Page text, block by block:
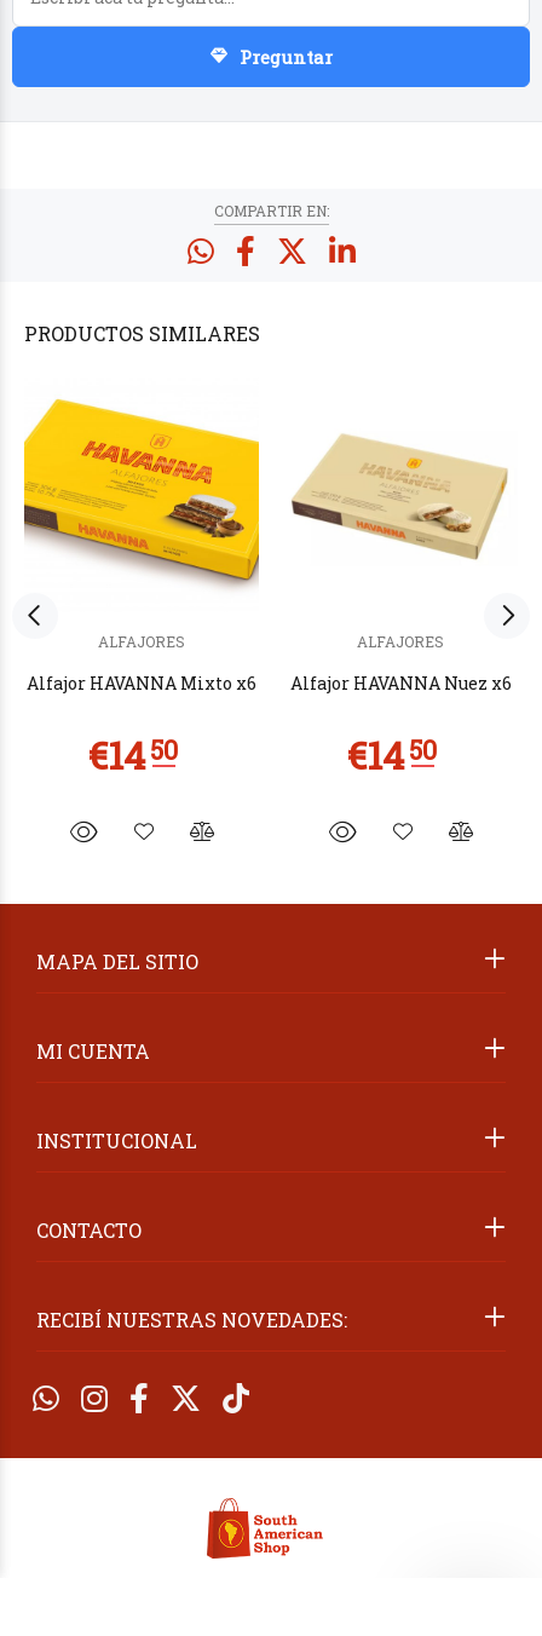
Preguntar
COMPARTIR EN:
PRODUCTOS SIMILARES
ALFAJORES
Alfajor HAVANNA Mixto x6
ALFAJORES
Alfajor HAVANNA Nuez x6
RECIBÍ NUESTRAS NOVEDADES:
MAPA DEL SITIO
MI CUENTA
INSTITUCIONAL
CONTACTO